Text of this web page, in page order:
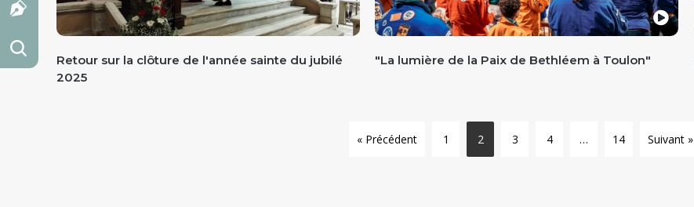
Retour sur la clôture de l'année sainte du jubilé
2025
"La lumière de la Paix de Bethléem à Toulon"
« Précédent 1 2 3 4 … 14 Suivant »